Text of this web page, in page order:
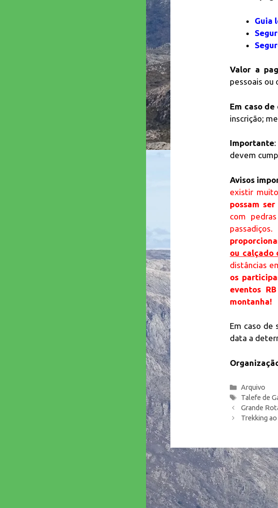
Guia
Valor a
pessoais ou
Em caso
inscrição;
Importante
devem
Avisos
existir
possam
com
passadiços.
ou calçado
distâncias
os
eventos
montanha!
Em caso de
data a
Categorias
Arquivo
Etiquetas
Talefe de
Grande
Trekking